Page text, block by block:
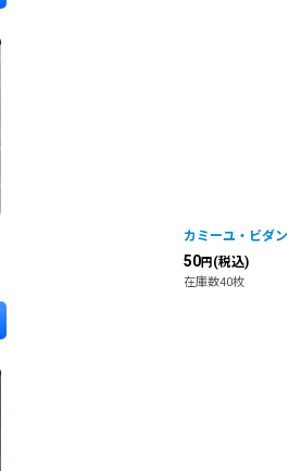
カミーユ・ビダン
50円 (税込)
在庫数40枚